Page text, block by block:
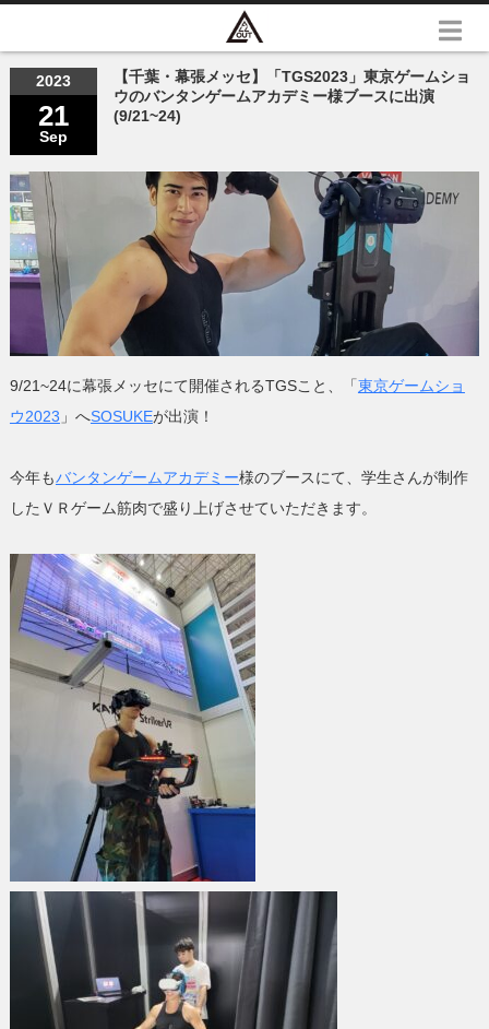
2023
21
Sep
【千葉・幕張メッセ】「TGS2023」東京ゲームショ
ウのバンタンゲームアカデミー様ブースに出演
(9/21~24)
9/21~24に幕張メッセにて開催されるTGSこと、「東京ゲームショ
ウ2023 」へSOSUKEが出演！
今年もバンタンゲームアカデミー様のブースにて、学生さんが制作
したＶＲゲーム筋肉で盛り上げさせていただきます。